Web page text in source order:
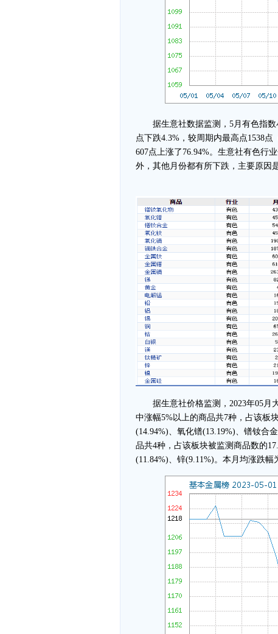
据生意社数据监测，5月有色指数
点下跌4.3%，较周期内最高点1538点
607点上涨了76.94%。生意社有色行
外，其他月份都有所下跌，主要原因
据生意社价格监测，2023年05月
中涨幅5%以上的商品共7种，占该板
(14.94%)、氧化镨(13.19%)、镨钕合
品共4种，占该板块被监测商品数的
(11.84%)、锌(9.11%)。本月均涨跌幅